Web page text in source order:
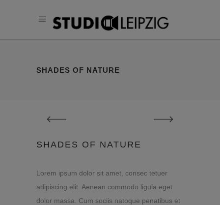
SHADES OF NATURE
SHADES OF NATURE
Lorem ipsum dolor sit amet, consec tetuer
adipiscing elit. Aenean commodo ligula eget
dolor massa. Cum sociis natoque penatibus et